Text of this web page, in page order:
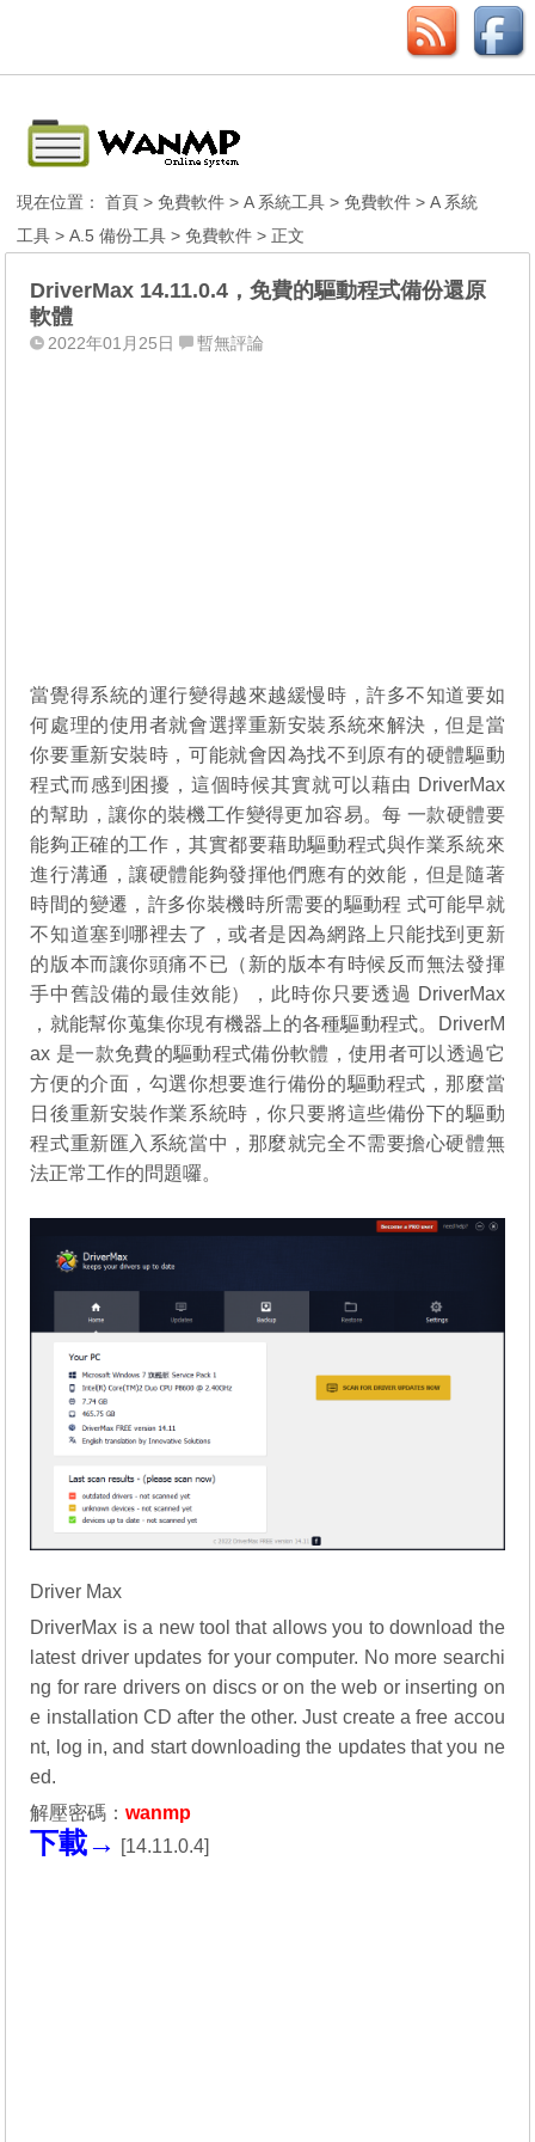
現在位置：首頁 >免費軟件 >A 系統工具 >免費軟件 >A 系統
工具 >A.5 備份工具 >免費軟件 > 正文
DriverMax 14.11.0.4，免費的驅動程式備份還原
軟體
2022年01月25日 暫無評論
當覺得系統的運行變得越來越緩慢時，許多不知道要如
何處理的使用者就會選擇重新安裝系統來解決，但是當
你要重新安裝時，可能就會因為找不到原有的硬體驅動
程式而感到困擾，這個時候其實就可以藉由 DriverMax
的幫助，讓你的裝機工作變得更加容易。每 一款硬體要
能夠正確的工作，其實都要藉助驅動程式與作業系統來
進行溝通，讓硬體能夠發揮他們應有的效能，但是隨著
時間的變遷，許多你裝機時所需要的驅動程 式可能早就
不知道塞到哪裡去了，或者是因為網路上只能找到更新
的版本而讓你頭痛不已（新的版本有時候反而無法發揮
手中舊設備的最佳效能），此時你只要透過 DriverMax
，就能幫你蒐集你現有機器上的各種驅動程式。DriverM
ax 是一款免費的驅動程式備份軟體，使用者可以透過它
方便的介面，勾選你想要進行備份的驅動程式，那麼當
日後重新安裝作業系統時，你只要將這些備份下的驅動
程式重新匯入系統當中，那麼就完全不需要擔心硬體無
法正常工作的問題囉。
Driver Max
DriverMax is a new tool that allows you to download the
latest driver updates for your computer. No more searchi
ng for rare drivers on discs or on the web or inserting on
e installation CD after the other. Just create a free accou
nt, log in, and start downloading the updates that you ne
ed.
解壓密碼：wanmp
下載→ [14.11.0.4]